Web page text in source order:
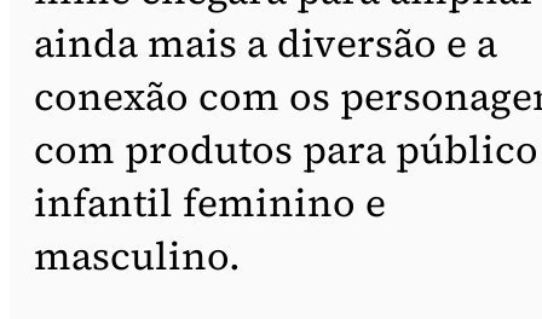
ainda mais a diversão e a
conexão com os
com produtos para público
infantil feminino e
masculino.